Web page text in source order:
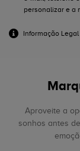
personalizar e a
Informação Legal
Aproveite a
sonhos antes